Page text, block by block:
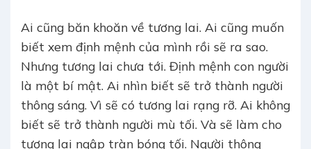
Ai cũng băn khoăn về tương lai. Ai cũng muốn
biết xem định mệnh của mình rồi sẽ ra sao.
Nhưng tương lai chưa tới. Định mệnh con người
là một bí mật. Ai nhìn biết sẽ trở thành người
thông sáng. Vì sẽ có tương lai rạng rỡ. Ai không
biết sẽ trở thành người mù tối. Và sẽ làm cho
tương lai ngập tràn bóng tối. Người thông